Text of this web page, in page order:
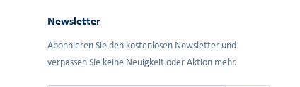
Newsletter
Abonnieren Sie den kostenlosen Newsletter und
verpassen Sie keine Neuigkeit oder Aktion mehr.